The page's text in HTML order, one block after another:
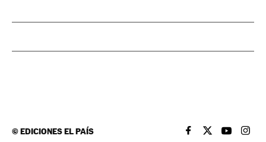
©EDICIONES EL PAÍS EL PAÍS BRASIL EN
EL PAÍSEL PAÍS
EL